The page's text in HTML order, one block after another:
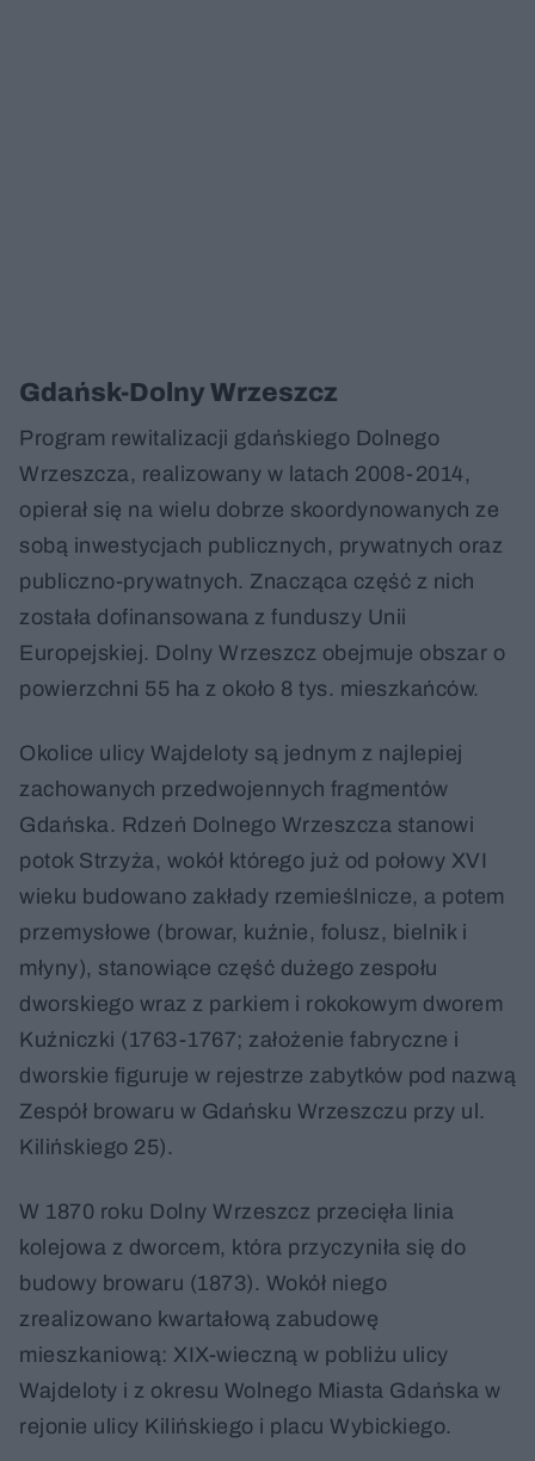
Gdańsk-Dolny Wrzeszcz
Program rewitalizacji gdańskiego Dolnego
Wrzeszcza, realizowany w latach 2008-2014,
opierał się na wielu dobrze skoordynowanych ze
sobą inwestycjach publicznych, prywatnych oraz
publiczno-prywatnych. Znacząca część z nich
została dofinansowana z funduszy Unii
Europejskiej. Dolny Wrzeszcz obejmuje obszar o
powierzchni 55 ha z około 8 tys. mieszkańców.
Okolice ulicy Wajdeloty są jednym z najlepiej
zachowanych przedwojennych fragmentów
Gdańska. Rdzeń Dolnego Wrzeszcza stanowi
potok Strzyża, wokół którego już od połowy XVI
wieku budowano zakłady rzemieślnicze, a potem
przemysłowe (browar, kuźnie, folusz, bielnik i
młyny), stanowiące część dużego zespołu
dworskiego wraz z parkiem i rokokowym dworem
Kuźniczki (1763-1767; założenie fabryczne i
dworskie figuruje w rejestrze zabytków pod nazwą
Zespół browaru w Gdańsku Wrzeszczu przy ul.
Kilińskiego 25).
W 1870 roku Dolny Wrzeszcz przecięła linia
kolejowa z dworcem, która przyczyniła się do
budowy browaru (1873). Wokół niego
zrealizowano kwartałową zabudowę
mieszkaniową: XIX-wieczną w pobliżu ulicy
Wajdeloty i z okresu Wolnego Miasta Gdańska w
rejonie ulicy Kilińskiego i placu Wybickiego.